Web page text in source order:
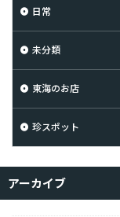
日常
未分類
東海のお店
珍スポット
アーカイブ